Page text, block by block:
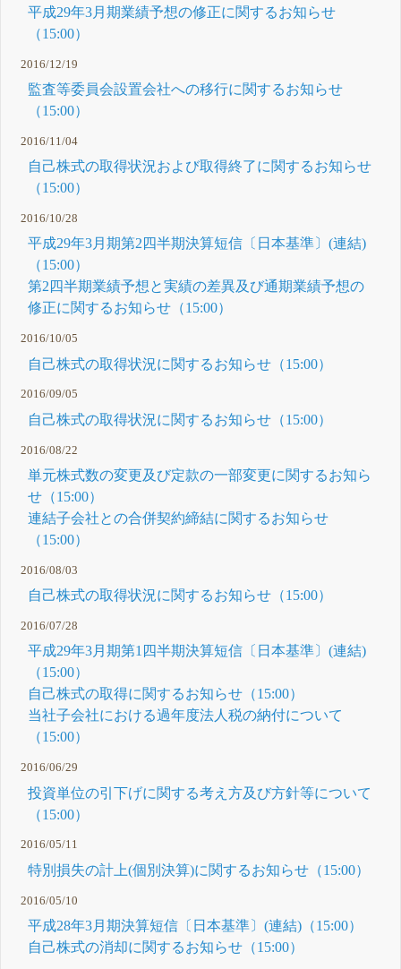
平成29年3月期業績予想の修正に関するお知らせ
（15:00）
2016/12/19
監査等委員会設置会社への移行に関するお知らせ
（15:00）
2016/11/04
自己株式の取得状況および取得終了に関するお知らせ
（15:00）
2016/10/28
平成29年3月期第2四半期決算短信〔日本基準〕(連結)
（15:00）
第2四半期業績予想と実績の差異及び通期業績予想の
修正に関するお知らせ（15:00）
2016/10/05
自己株式の取得状況に関するお知らせ（15:00）
2016/09/05
自己株式の取得状況に関するお知らせ（15:00）
2016/08/22
単元株式数の変更及び定款の一部変更に関するお知ら
せ（15:00）
連結子会社との合併契約締結に関するお知らせ
（15:00）
2016/08/03
自己株式の取得状況に関するお知らせ（15:00）
2016/07/28
平成29年3月期第1四半期決算短信〔日本基準〕(連結)
（15:00）
自己株式の取得に関するお知らせ（15:00）
当社子会社における過年度法人税の納付について
（15:00）
2016/06/29
投資単位の引下げに関する考え方及び方針等について
（15:00）
2016/05/11
特別損失の計上(個別決算)に関するお知らせ（15:00）
2016/05/10
平成28年3月期決算短信〔日本基準〕(連結)（15:00）
自己株式の消却に関するお知らせ（15:00）